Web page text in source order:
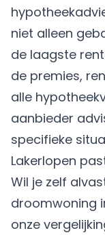
niet alleen
de laagste
de premies,
alle
aanbieder
specifieke
Lakerlopen
Wil je zelf
droomwoning
onze